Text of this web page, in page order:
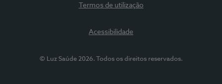
Termos de utilização
Acessibilidade
© Luz Saúde 2026. Todos os direitos reservados.